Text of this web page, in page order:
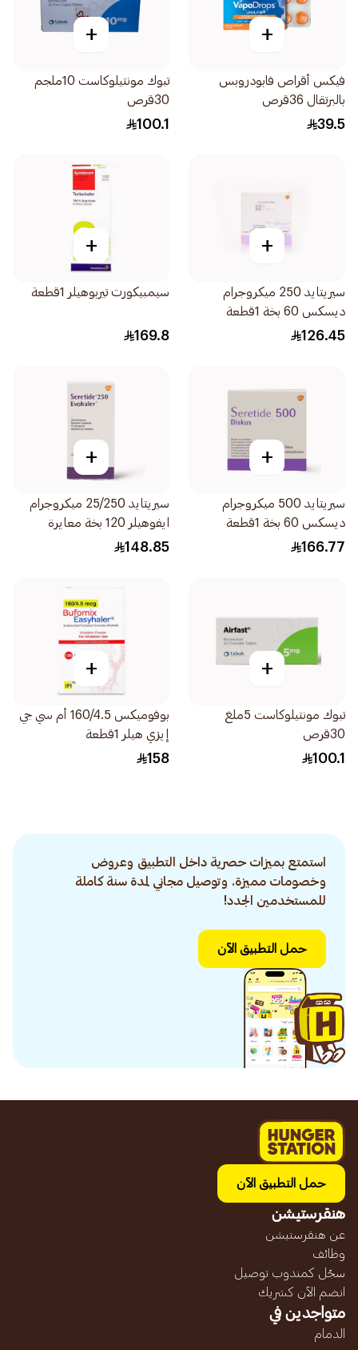
+
فيكس أقراص فابودروبس
بالبرتقال 36قرص
39.5
+
تبوك مونتيلوكاست 10ملجم
30قرص
100.1
+
سيريتايد 250 ميكروجرام
ديسكس 60 بخة 1قطعة
126.45
+
سيمبيكورت تيربوهيلر 1قطعة
169.8
+
سيريتايد 500 ميكروجرام
ديسكس 60 بخة 1قطعة
166.77
+
سيريتايد 25/250 ميكروجرام
ايفوهيلر 120 بخة معايرة
1قطعة
148.85
+
تبوك مونتيلوكاست 5ملغ
30قرص
100.1
+
بوفوميكس 160/4.5 أم سي جي
إيزي هيلر 1قطعة
158
استمتع بميزات حصرية داخل التطبيق وعروض
وخصومات مميزة. وتوصيل مجاني لمدة سنة كاملة
للمستخدمين الجدد!
حمل التطبيق الآن
حمل التطبيق الآن
هنقرستيشن
عن هنقرستيشن
وظائف
سجّل كمندوب توصيل
انضم الآن كشريك
متواجدين في
الدمام